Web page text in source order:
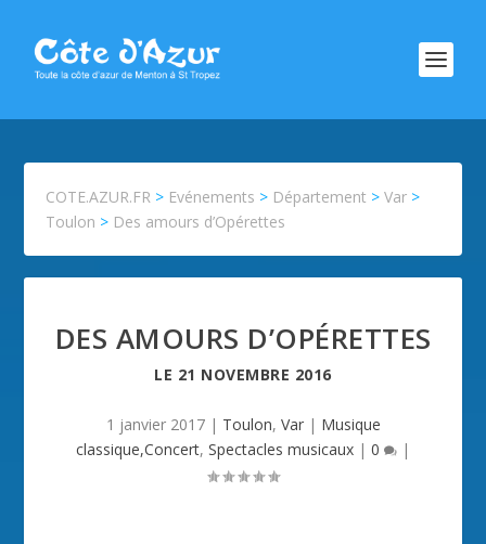
COTE.AZUR.FR > Evénements > Département >Var >
Toulon > Des amours d’Opérettes
DES AMOURS D’OPÉRETTES
LE 21 NOVEMBRE 2016
1 janvier 2017| Toulon, Var| Musique
classique,Concert, Spectacles musicaux | 0 |